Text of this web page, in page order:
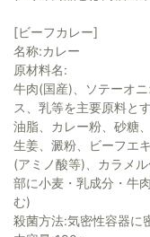
[ビーフカレー]
名称:カレー
原材料名:
牛肉(国産)、ソテーオ
ス、乳等を主要原料と
油脂、カレー粉、砂糖
生姜、澱粉、ビーフエ
(アミノ酸等)、カラメ
部に小麦・乳成分・牛
む)
殺菌方法:気密性容器に